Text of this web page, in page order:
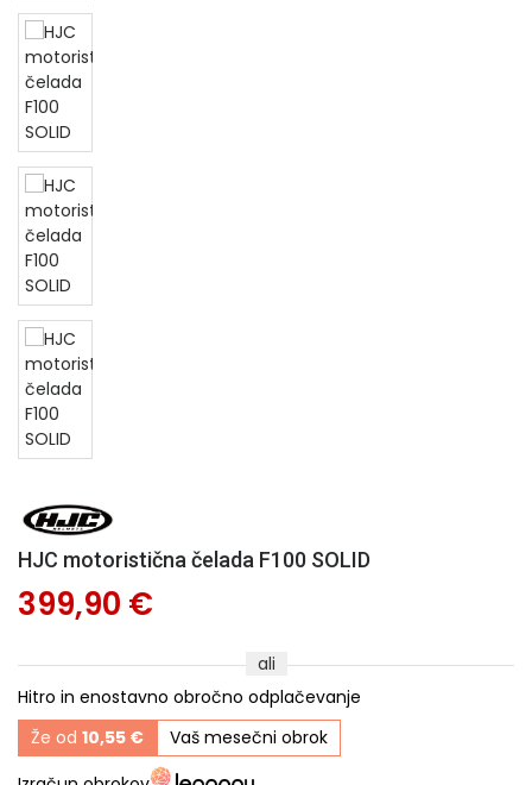
HJC motoristična čelada F100 SOLID
399,90 €
ali
Hitro in enostavno obročno odplačevanje
Že od 10,55 €
Vaš mesečni obrok